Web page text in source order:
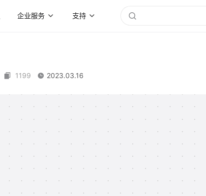
企业服务 支持
1199 2023.03.16